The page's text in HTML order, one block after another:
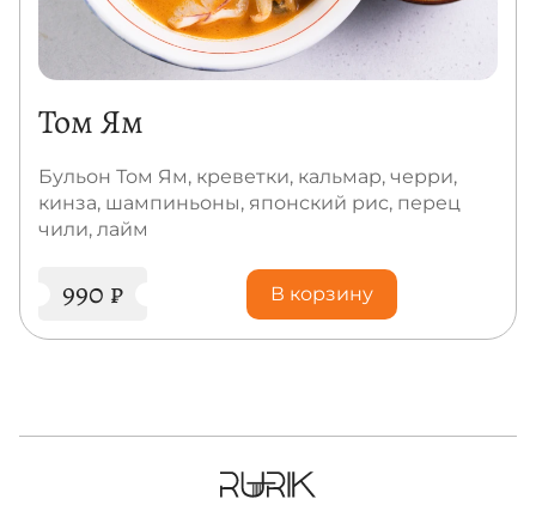
Том Ям
Бульон Том Ям, креветки, кальмар, черри,
кинза, шампиньоны, японский рис, перец
чили, лайм
990 ₽ В корзину